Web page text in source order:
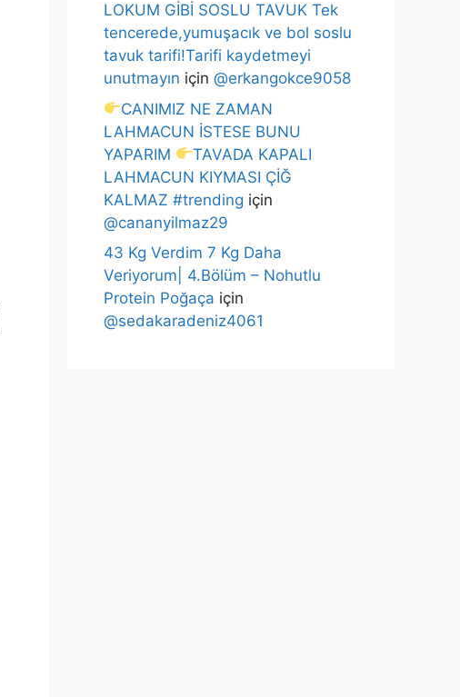
LOKUM GİBİ SOSLU TAVUK Tek
tencerede,yumuşacık ve bol soslu
tavuk tarifi!Tarifi kaydetmeyi
unutmayın için @erkangokce9058
CANIMIZ NE ZAMAN
LAHMACUN İSTESE BUNU
YAPARIM
TAVADA KAPALI
LAHMACUN KIYMASI ÇİĞ
KALMAZ #trending için
@cananyilmaz29
43 Kg Verdim 7 Kg Daha
Veriyorum| 4.Bölüm – Nohutlu
Protein Poğaça için
@sedakaradeniz4061